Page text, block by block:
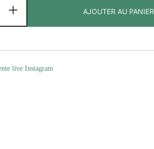
+ AJOUTER AU PANIER
live Instagram